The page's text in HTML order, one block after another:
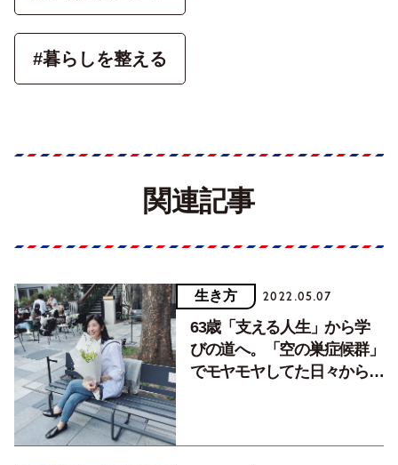
#暮らしを整える
関連記事
生き方 2022.05.07
63歳「支える人生」から学
びの道へ。「空の巣症候群」
でモヤモヤしてた日々からの